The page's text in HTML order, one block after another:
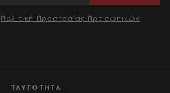
ΤΑΥΤΟΤΗΤΑ
Πολιτική Προστασίας Προσωπικών